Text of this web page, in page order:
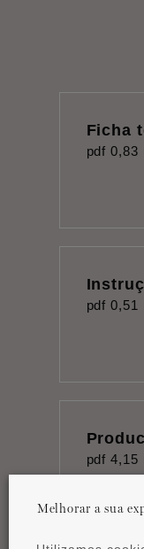
Ficha
pdf 0,83
pdf 0,51
pdf 4,15
Melhorar a sua